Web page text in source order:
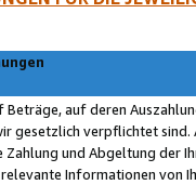
Beträge, auf deren
gesetzlich verpflichtet
und Abgeltung der
Informationen von